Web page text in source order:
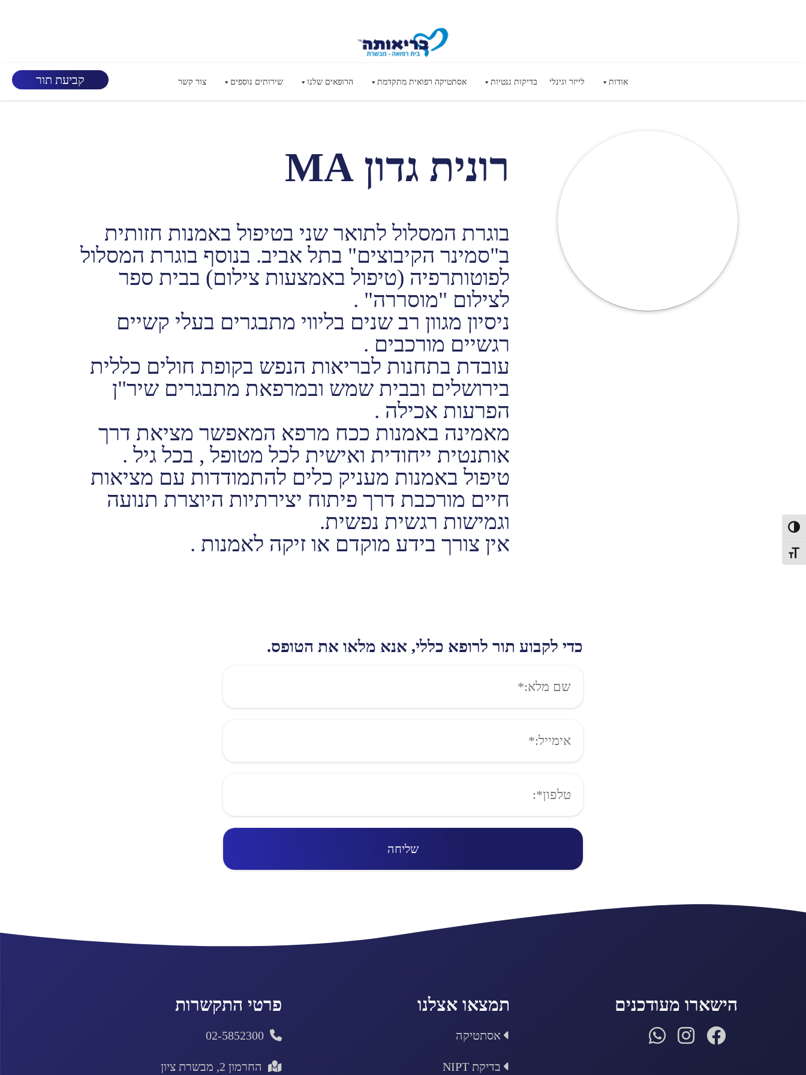
הפעל/כבה ניגודיות גבוהה
מתג גודל גופן
אודות לייזר וגינלי בדיקות גנטיות אסתטיקה רפואית מתקדמת הרופאים שלנו שירותים נוספים צור קשר קביעת תור
רונית גדון MA
בוגרת המסלול לתואר שני בטיפול באמנות חזותית
ב"סמינר הקיבוצים" בתל אביב. בנוסף בוגרת המסלול
לפוטותרפיה (טיפול באמצעות צילום) בבית ספר
לצילום "מוסררה" .
ניסיון מגוון רב שנים בליווי מתבגרים בעלי קשיים
רגשיים מורכבים .
עובדת בתחנות לבריאות הנפש בקופת חולים כללית
בירושלים ובבית שמש ובמרפאת מתבגרים שיר"ן
הפרעות אכילה .
מאמינה באמנות ככח מרפא המאפשר מציאת דרך
אותנטית ייחודית ואישית לכל מטופל , בכל גיל .
טיפול באמנות מעניק כלים להתמודדות עם מציאות
חיים מורכבת דרך פיתוח יצירתיות היוצרת תנועה
וגמישות רגשית נפשית.
אין צורך בידע מוקדם או זיקה לאמנות .
כדי לקבוע תור לרופא כללי, אנא מלאו את הטופס.
הישארו מעודכנים תמצאו אצלנו
אסתטיקה
בדיקת NIPT
פרטי התקשרות
02-5852300
החרמון 2, מבשרת ציון